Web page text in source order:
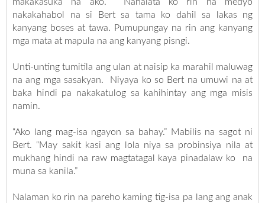
nakakahabol na si Bert sa tama ko dahil sa lakas ng
kanyang boses at tawa. Pumupungay na rin ang kanyang
mga mata at mapula na ang kanyang pisngi.
Unti-unting tumitila ang ulan at naisip ka marahil maluwag
na ang mga sasakyan. Niyaya ko so Bert na umuwi na at
baka hindi pa nakakatulog sa kahihintay ang mga misis
namin.
“Ako lang mag-isa ngayon sa bahay.” Mabilis na sagot ni
Bert. “May sakit kasi ang lola niya sa probinsiya nila at
mukhang hindi na raw magtatagal kaya pinadalaw ko na
muna sa kanila.”
Nalaman ko rin na pareho kaming tig-isa pa lang ang anak